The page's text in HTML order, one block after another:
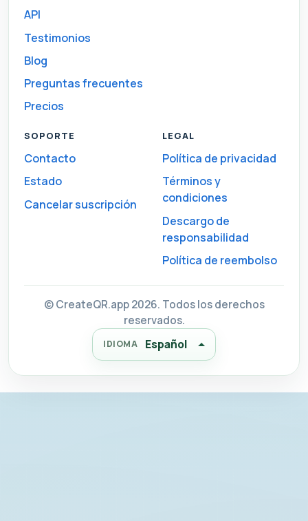
API
Testimonios
Blog
Preguntas frecuentes
Precios
SOPORTE
Contacto
Estado
Cancelar suscripción
LEGAL
Política de privacidad
Términos y
condiciones
Descargo de
responsabilidad
Política de reembolso
© CreateQR.app 2026. Todos los derechos
reservados.
IDIOMA Español